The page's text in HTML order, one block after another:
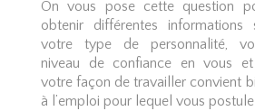
On vous pose cette question
obtenir différentes informations
votre type de personnalité,
niveau de confiance en vous
votre façon de travailler convient
à l’emploi pour lequel vous